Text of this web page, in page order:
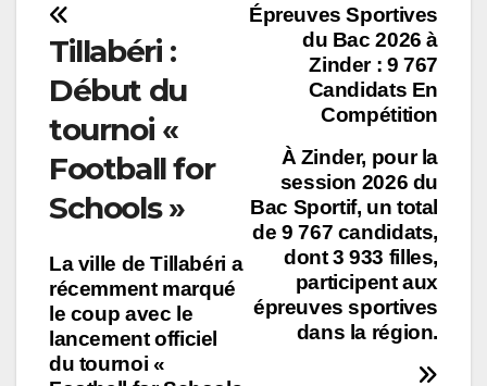
Navigation
de
l’article
Épreuves Sportives
du Bac 2026 à
Zinder : 9 767
Candidats En
Compétition
À Zinder, pour la
session 2026 du
Bac Sportif, un total
de 9 767 candidats,
dont 3 933 filles,
participent aux
épreuves sportives
dans la région.
Tillabéri :
Début du
tournoi «
Football for
Schools »
La ville de Tillabéri a
récemment marqué
le coup avec le
lancement officiel
du tournoi «